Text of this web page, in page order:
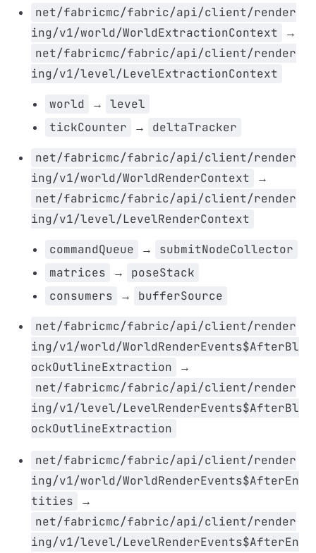
net/fabricmc/fabric/api/client/render
ing/v1/world/WorldExtractionContext
→
net/fabricmc/fabric/api/client/render
ing/v1/level/LevelExtractionContext
world →
level
tickCounter
→ deltaTracker
net/fabricmc/fabric/api/client/render
ing/v1/world/WorldRenderContext
→
net/fabricmc/fabric/api/client/render
ing/v1/level/LevelRenderContext
commandQueue →
submitNodeCollector
matrices
→
poseStack
consumers
→ bufferSource
net/fabricmc/fabric/api/client/render
ing/v1/world/WorldRenderEvents$AfterBl
ockOutlineExtraction
→
net/fabricmc/fabric/api/client/render
ing/v1/level/LevelRenderEvents$AfterBl
ockOutlineExtraction
net/fabricmc/fabric/api/client/render
ing/v1/world/WorldRenderEvents$AfterEn
tities
→
net/fabricmc/fabric/api/client/render
ing/v1/level/LevelRenderEvents$AfterEn